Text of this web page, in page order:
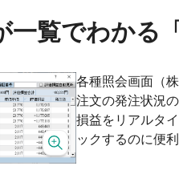
覧でわかる
各種照会画面（
注文の発注状況
損益をリアルタ
ックするのに便利